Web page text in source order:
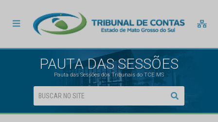
PAUTA DAS SESSÕES
Pauta das Sessões dos Tribunais do TCE MS